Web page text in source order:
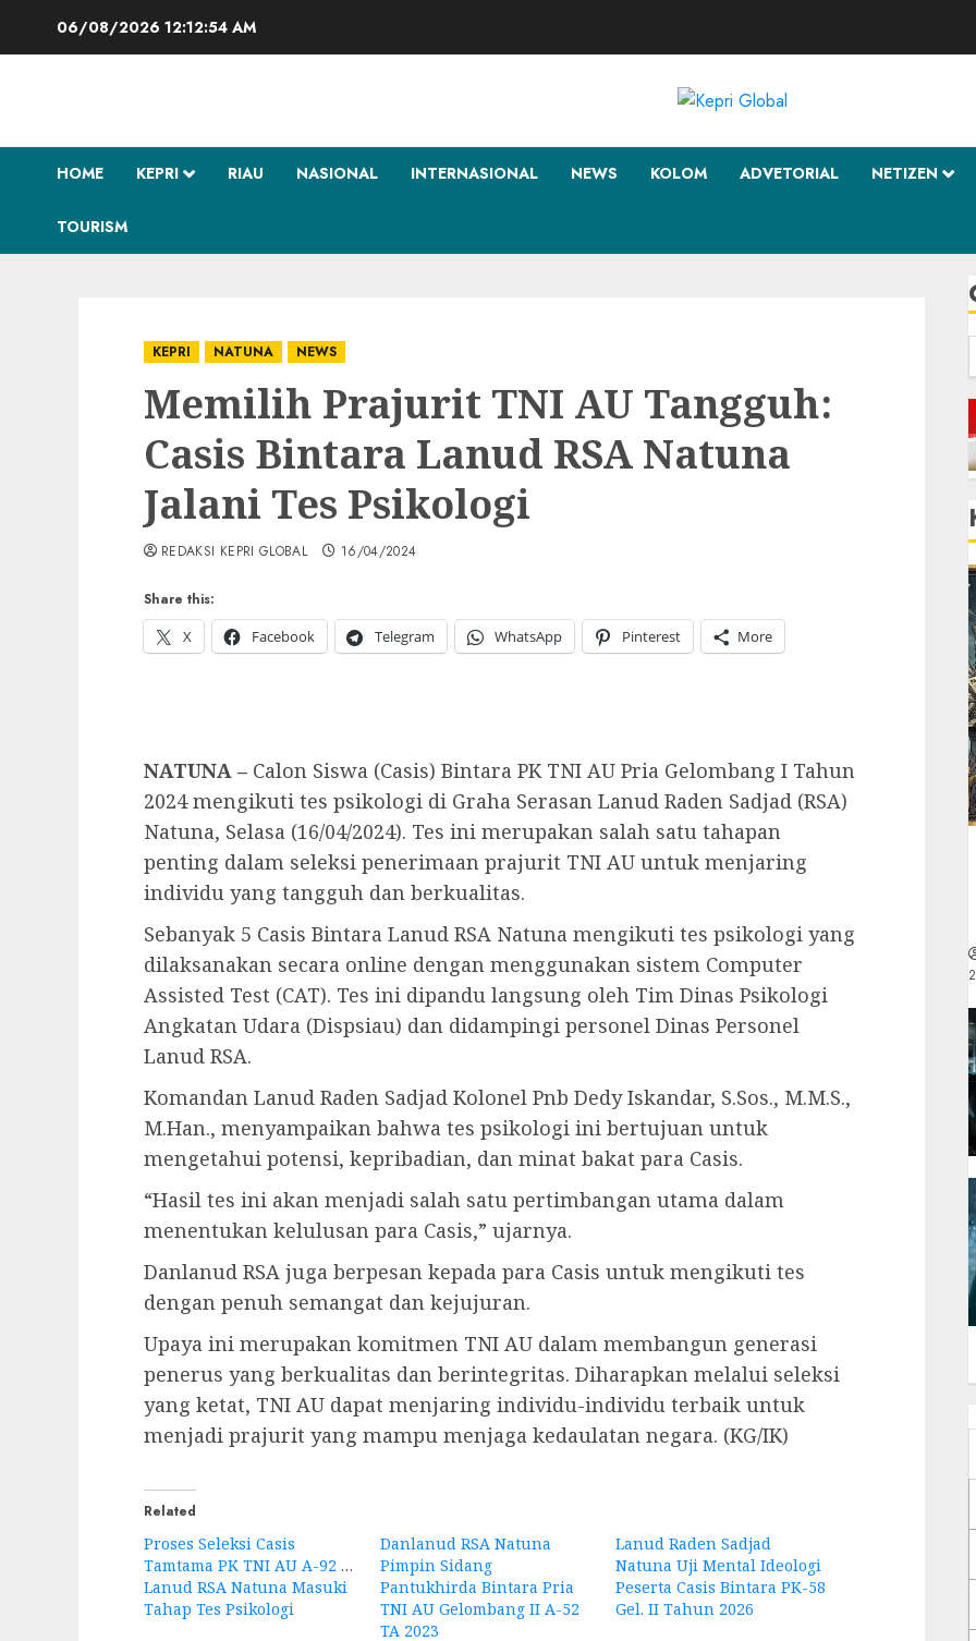
06/08/2026 12:12:55 AM
HOME KEPRI RIAU NASIONAL INTERNASIONAL NEWS KOLOM ADVETORIAL NETIZEN
TOURISM
KEPRI NATUNA NEWS
Memilih Prajurit TNI AU Tangguh:
Casis Bintara Lanud RSA Natuna
Jalani Tes Psikologi
Share this:
X
Facebook Telegram WhatsApp Pinterest More
REDAKSI KEPRI GLOBAL 16/04/2024
NATUNA – Calon Siswa (Casis) Bintara PK TNI AU Pria Gelombang I Tahun
2024 mengikuti tes psikologi di Graha Serasan Lanud Raden Sadjad (RSA)
Natuna, Selasa (16/04/2024). Tes ini merupakan salah satu tahapan
penting dalam seleksi penerimaan prajurit TNI AU untuk menjaring
individu yang tangguh dan berkualitas.
Sebanyak 5 Casis Bintara Lanud RSA Natuna mengikuti tes psikologi yang
dilaksanakan secara online dengan menggunakan sistem Computer
Assisted Test (CAT). Tes ini dipandu langsung oleh Tim Dinas Psikologi
Angkatan Udara (Dispsiau) dan didampingi personel Dinas Personel
Lanud RSA.
Komandan Lanud Raden Sadjad Kolonel Pnb Dedy Iskandar, S.Sos., M.M.S.,
M.Han., menyampaikan bahwa tes psikologi ini bertujuan untuk
mengetahui potensi, kepribadian, dan minat bakat para Casis.
“Hasil tes ini akan menjadi salah satu pertimbangan utama dalam
menentukan kelulusan para Casis,” ujarnya.
Danlanud RSA juga berpesan kepada para Casis untuk mengikuti tes
dengan penuh semangat dan kejujuran.
Upaya ini merupakan komitmen TNI AU dalam membangun generasi
penerus yang berkualitas dan berintegritas. Diharapkan melalui seleksi
yang ketat, TNI AU dapat menjaring individu-individu terbaik untuk
menjadi prajurit yang mampu menjaga kedaulatan negara. (KG/IK)
Related
Proses Seleksi Casis
Tamtama PK TNI AU A-92 di
Lanud RSA Natuna Masuki
Tahap Tes Psikologi
Danlanud RSA Natuna
Pimpin Sidang
Pantukhirda Bintara Pria
TNI AU Gelombang II A-52
TA 2023
Lanud Raden Sadjad
Natuna Uji Mental Ideologi
Peserta Casis Bintara PK-58
Gel. II Tahun 2026